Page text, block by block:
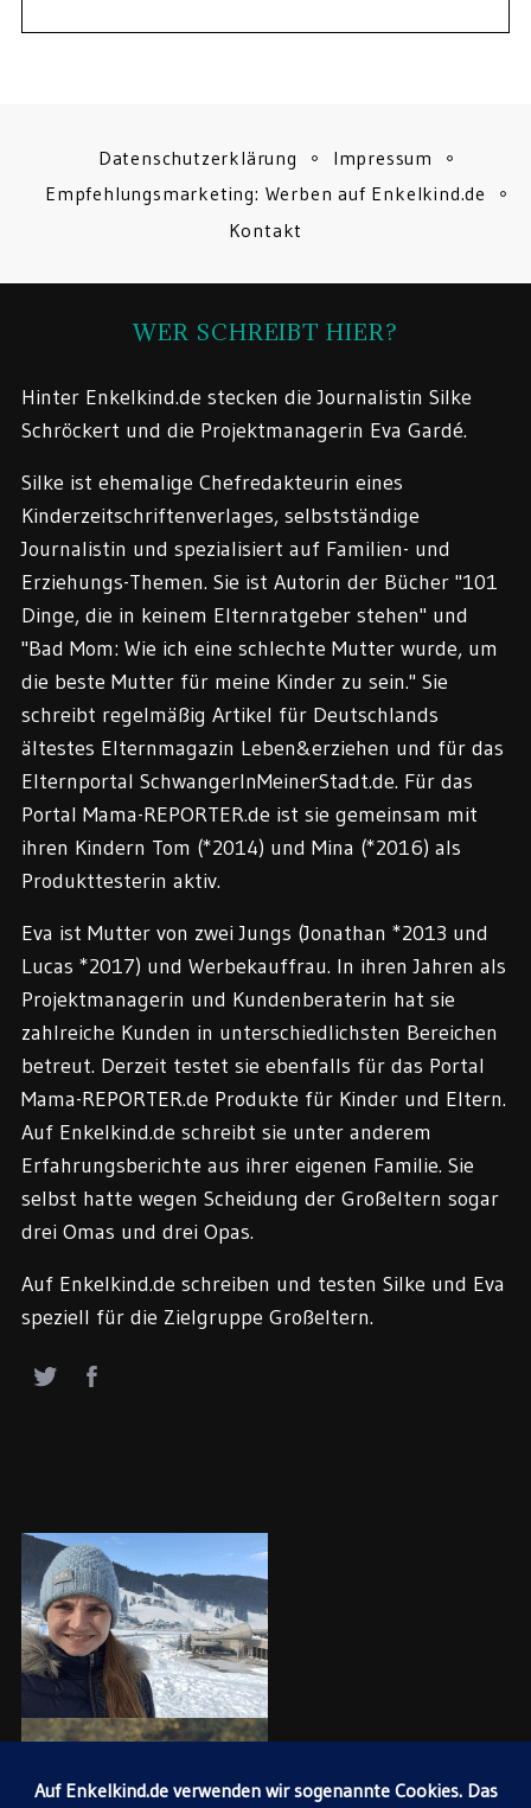
Datenschutzerklärung
Impressum
Empfehlungsmarketing: Werben auf Enkelkind.de
Kontakt
WER SCHREIBT HIER?
Hinter Enkelkind.de stecken die Journalistin Silke
Schröckert und die Projektmanagerin Eva Gardé.
Silke ist ehemalige Chefredakteurin eines
Kinderzeitschriftenverlages, selbstständige
Journalistin und spezialisiert auf Familien- und
Erziehungs-Themen. Sie ist Autorin der Bücher "101
Dinge, die in keinem Elternratgeber stehen" und
"Bad Mom: Wie ich eine schlechte Mutter wurde, um
die beste Mutter für meine Kinder zu sein." Sie
schreibt regelmäßig Artikel für Deutschlands
ältestes Elternmagazin Leben&erziehen und für das
Elternportal SchwangerInMeinerStadt.de. Für das
Portal Mama-REPORTER.de ist sie gemeinsam mit
ihren Kindern Tom (*2014) und Mina (*2016) als
Produkttesterin aktiv.
Eva ist Mutter von zwei Jungs (Jonathan *2013 und
Lucas *2017) und Werbekauffrau. In ihren Jahren als
Projektmanagerin und Kundenberaterin hat sie
zahlreiche Kunden in unterschiedlichsten Bereichen
betreut. Derzeit testet sie ebenfalls für das Portal
Mama-REPORTER.de Produkte für Kinder und Eltern.
Auf Enkelkind.de schreibt sie unter anderem
Erfahrungsberichte aus ihrer eigenen Familie. Sie
selbst hatte wegen Scheidung der Großeltern sogar
drei Omas und drei Opas.
Auf Enkelkind.de schreiben und testen Silke und Eva
speziell für die Zielgruppe Großeltern.